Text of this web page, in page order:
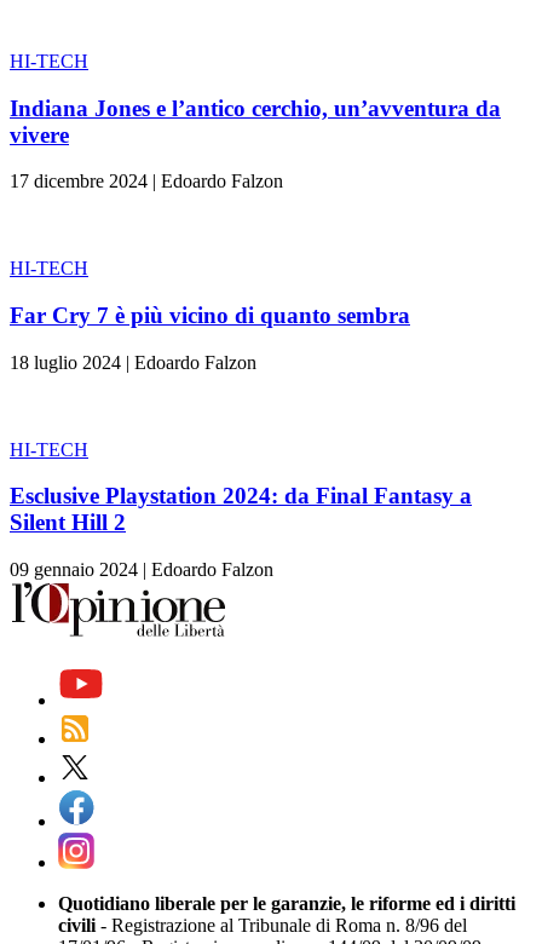
HI-TECH
Indiana Jones e l’antico cerchio, un’avventura da
vivere
17 dicembre 2024 | Edoardo Falzon
HI-TECH
Far Cry 7 è più vicino di quanto sembra
18 luglio 2024 | Edoardo Falzon
HI-TECH
Esclusive Playstation 2024: da Final Fantasy a
Silent Hill 2
09 gennaio 2024 | Edoardo Falzon
Quotidiano liberale per le garanzie, le riforme ed i diritti
civili - Registrazione al Tribunale di Roma n. 8/96 del